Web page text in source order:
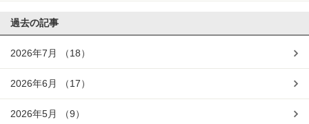
過去の記事
2026年7月 （18）
2026年6月 （17）
2026年5月 （9）